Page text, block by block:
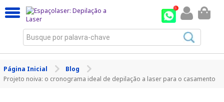
Busque por palavra-chave
Página Inicial
Blog
Projeto noiva: o cronograma ideal de depilação a laser para o casamento